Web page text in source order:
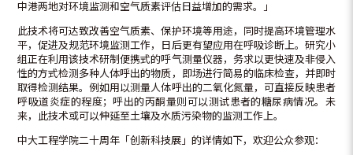
中港两地对环境监测和空气质素评估日益增加的需求。」
此技术将可达致改善空气质素、保护环境等用途，同时提高环境管理水
平，促进及规范环境监测工作，日后更有望应用在呼吸诊断上。研究小
组正在利用该技术研制便携式的呼气测量仪器，务求以更快速及非侵入
性的方式检测多种人体呼出的物质，即场进行简易的临床检查，并即时
取得检测结果。例如用以测量人体呼出的二氧化氮量，可直接反映患者
呼吸道炎症的程度；呼出的丙酮量则可以测试患者的糖尿病情况。未
来，此技术或可以伸延至土壤及水质污染物的监测工作上。
中大工程学院二十周年「创新科技展」的详情如下，欢迎公众参观：